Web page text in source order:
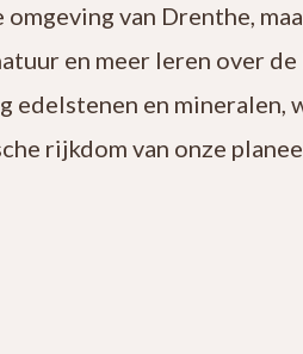
van Drenthe,
en meer leren over
en mineralen,
rijkdom van onze